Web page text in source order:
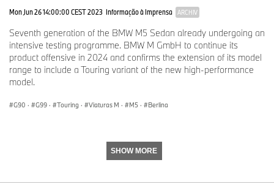
Mon Jun 26 14:00:00 CEST 2023 Informação à Imprensa ARCHIV
Seventh generation of the BMW M5 Sedan already undergoing an
intensive testing programme. BMW M GmbH to continue its
product offensive in 2024 and confirms the extension of its model
range to include a Touring variant of the new high-performance
model.
G90 · G99 · Touring · Viaturas M · M5 · Berlina
SHOW MORE